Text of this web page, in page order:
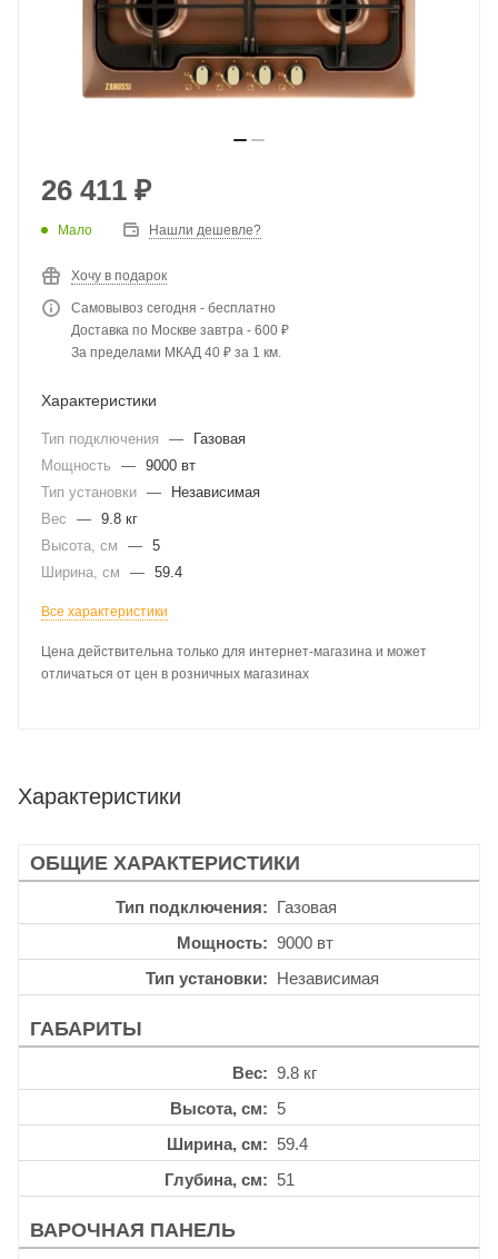
26 411 ₽
Мало Нашли дешевле?
Хочу в подарок
Самовывоз сегодня - бесплатно
Доставка по Москве завтра - 600 ₽
За пределами МКАД 40 ₽ за 1 км.
Характеристики
Тип подключения —
Газовая
Мощность
— 9000 вт
Тип установки —
Независимая
Вес
— 9.8 кг
Высота, см
— 5
Ширина, см
— 59.4
Все характеристики
Цена действительна только для интернет-магазина и может
отличаться от цен в розничных магазинах
Характеристики
ОБЩИЕ ХАРАКТЕРИСТИКИ
Тип подключения
Газовая
Мощность
9000 вт
Тип установки
Независимая
ГАБАРИТЫ
Вес
9.8 кг
Высота, см
5
Ширина, см
59.4
Глубина, см
51
ВАРОЧНАЯ ПАНЕЛЬ